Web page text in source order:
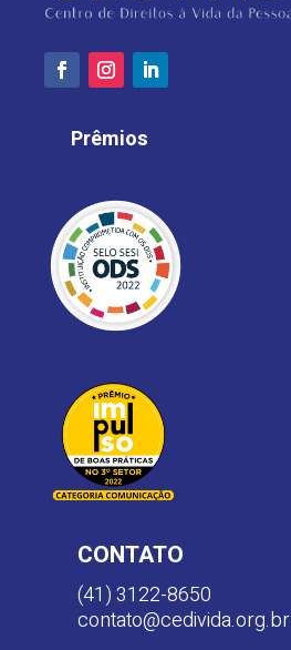
Prêmios
CONTATO
(41) 3122-8650
contato@cedivida.org.br